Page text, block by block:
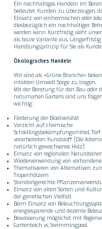
Ein nachhaltiges Handeln im
bedeutet, Kunden zu überzeugen,
Einsatz von einheimischen oder
diesbezüglich ein nachhaltiger
werden kann. Kurzfristig sieht
als teure Variante aus.
Handlungsprinzip für Sie als Kunde
Ökologisches Handeln
Wir sind als «Grüne Branche»
intakten Umwelt Sorge zu tragen.
Mit der Beratung für den Bau oder
naturnahen Gartens sind uns
wichtig:
Förderung der Biodiversität
Verzicht auf chemische
Schädlingsbekämpfungsmittel,
verarbeiteten Kunststoff (Die
natürlich gewachsenes Holz)
Einsatz von regionalen
Wiederverwendung von
Thematisieren von Alternativen
Tropenhölzern
Standortgerechte
Einsatz von alten Sorten und
der genetischen Vielfalt
Beim Einsatz von
energiesparende und dezente
Bewässerung möglichst mit
Gartenteich vs. Swimmingpool